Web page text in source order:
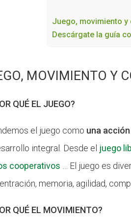
Juego, movimiento
Descárgate la guía
MOVIMIENTO Y
QUÉ EL JUEGO?
el juego como una
integral. Desde el juego
cooperativos … El juego es
memoria, agilidad,
QUÉ EL MOVIMIENTO?